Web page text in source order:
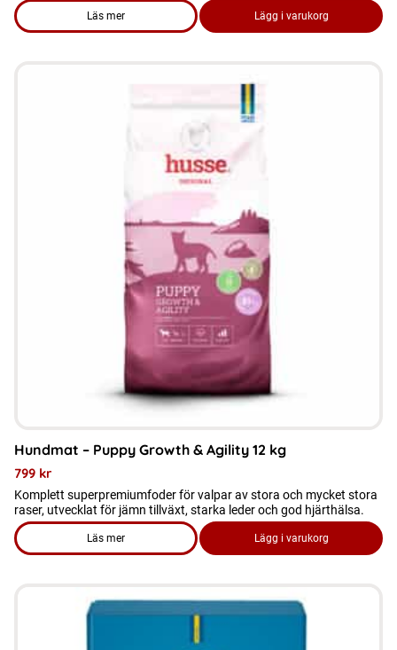
Läs mer
om produkten FYND Kattmat - Fresh Hairball Control 2 KG
Lägg i varukorg
Hundmat – Puppy Growth & Agility 12 kg
799 kr
Komplett superpremiumfoder för valpar av stora och mycket stora
raser, utvecklat för jämn tillväxt, starka leder och god hjärthälsa.
Läs mer
om produkten Hundmat - Puppy Growth & Agility 12 kg
Lägg i varukorg